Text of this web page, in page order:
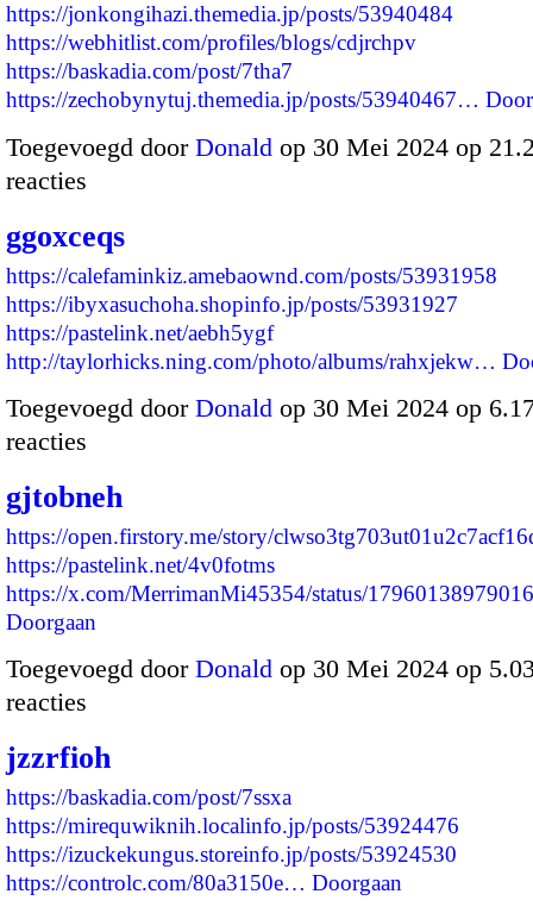
https://jonkongihazi.themedia.jp/posts/53940484
https://webhitlist.com/profiles/blogs/cdjrchpv
https://baskadia.com/post/7tha7
https://zechobynytuj.themedia.jp/posts/53940467…
Toegevoegd door Donald op 30 Mei 2024 op
reacties
ggoxceqs
https://calefaminkiz.amebaownd.com/posts/53931958
https://ibyxasuchoha.shopinfo.jp/posts/53931927
https://pastelink.net/aebh5ygf
http://taylorhicks.ning.com/photo/albums/rahxjekw…
Toegevoegd door Donald op 30 Mei 2024 op
reacties
gjtobneh
https://open.firstory.me/story/
https://pastelink.net/4v0fotms
https://x.com/MerrimanMi45354/status/
Doorgaan
Toegevoegd door Donald op 30 Mei 2024 op
reacties
jzzrfioh
https://baskadia.com/post/7ssxa
https://mirequwiknih.localinfo.jp/posts/53924476
https://izuckekungus.storeinfo.jp/posts/53924530
https://controlc.com/80a3150e… Doorgaan